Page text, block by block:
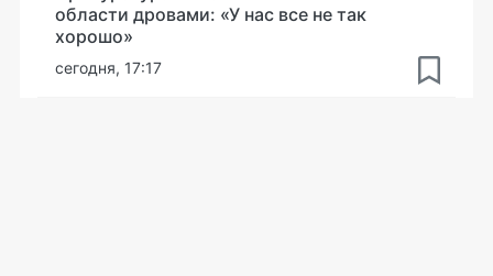
области дровами: «У нас все не так
хорошо»
сегодня, 17:17